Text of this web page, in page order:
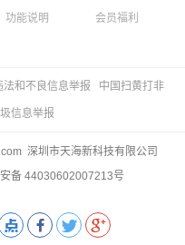
功能说明
会员福利
法和不良信息举报 中国扫黄打非
信息举报
深圳市天海新科技有限公司
备 44030602007213号